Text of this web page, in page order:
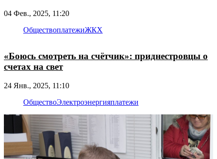
04 Фев., 2025, 11:20
ОбществоплатежиЖКХ
«Боюсь смотреть на счётчик»: приднестровцы о
счетах на свет
24 Янв., 2025, 11:10
ОбществоЭлектроэнергияплатежи